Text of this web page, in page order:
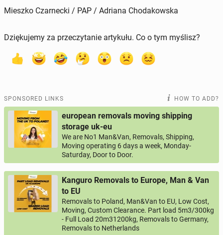
Mieszko Czarnecki / PAP / Adriana Chodakowska
Dziękujemy za przeczytanie artykułu. Co o tym myślisz?
SPONSORED LINKS HOW TO ADD?
european removals moving shipping
storage uk-eu
We are No1 Man&Van, Removals, Shipping,
Moving operating 6 days a week, Monday-
Saturday, Door to Door.
Kanguro Removals to Europe, Man & Van
to EU
Removals to Poland, Man&Van to EU, Low Cost,
Moving, Custom Clearance. Part load 5m3/300kg
- Full Load 20m31200kg, Removals to Germany,
Removals to Netherlands